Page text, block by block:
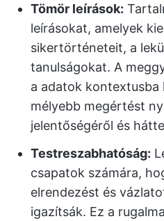
Tömör leírások:
leírásokat, amelyek
sikertörténeteit, a
tanulságokat. A
a adatok kontextusba
mélyebb megértést
jelentőségéről és
Testreszabhatóság:
csapatok számára,
elrendezést és
igazítsák. Ez a